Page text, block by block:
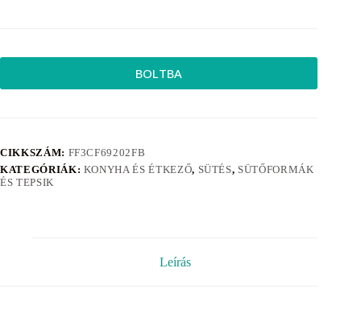
BOLTBA
CIKKSZÁM: FF3CF69202FB
KATEGÓRIÁK: KONYHA ÉS ÉTKEZŐ, SÜTÉS, SÜTŐFORMÁK
ÉS TEPSIK
Leírás